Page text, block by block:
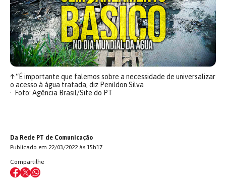
↑“É importante que falemos sobre a necessidade de universalizar
o acesso à água tratada, diz Penildon Silva
Foto: Agência Brasil/Site do PT
Da Rede PT de Comunicação
Publicado em 22/03/2022 às 15h17
Compartilhe